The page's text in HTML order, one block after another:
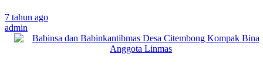
7 tahun ago
admin